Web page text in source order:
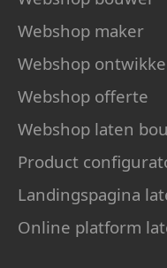
Webshop maker
Webshop
Webshop offerte
Webshop laten
Product
Landingspagina
Online platform